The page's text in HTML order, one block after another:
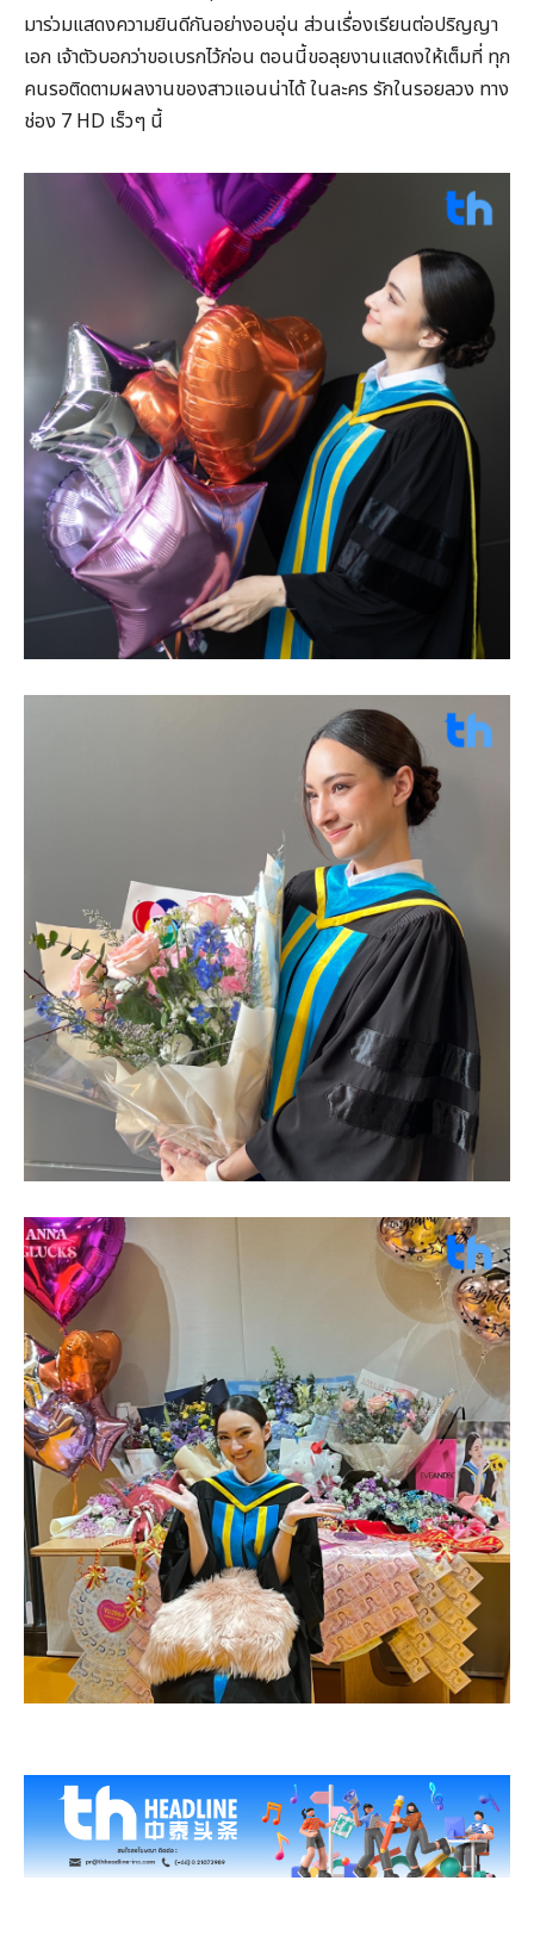
มาร่วมแสดงความยินดีกันอย่างอบอุ่น ส่วนเรื่องเรียนต่อปริญญา
เอก เจ้าตัวบอกว่าขอเบรกไว้ก่อน ตอนนี้ขอลุยงานแสดงให้เต็มที่ ทุก
คนรอติดตามผลงานของสาวแอนน่าได้ ในละคร รักในรอยลวง ทาง
ช่อง 7 HD เร็วๆ นี้